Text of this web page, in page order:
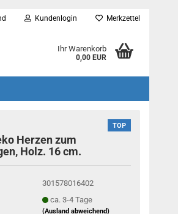
Kundenlogin Merkzettel
Ihr Warenkorb
0,00 EUR
TOP
Herzen zum
Holz. 16 cm.
301578016402
ca. 3-4 Tage
(Ausland abweichend)